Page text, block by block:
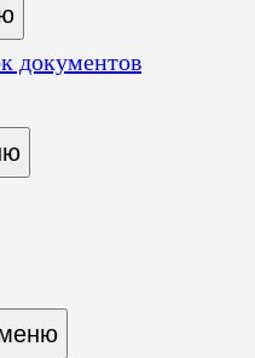
документов